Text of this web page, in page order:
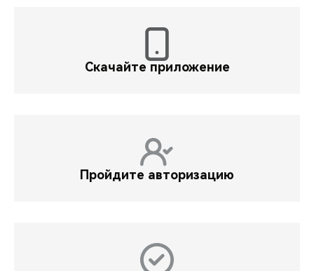
Скачайте приложение
Пройдите авторизацию